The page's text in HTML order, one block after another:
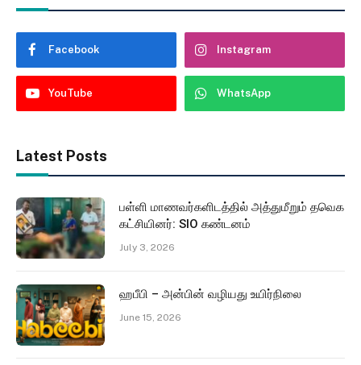
Facebook Instagram
YouTube WhatsApp
Latest Posts
பள்ளி மாணவர்களிடத்தில் அத்துமீறும் தவெக
கட்சியினர்: SIO கண்டனம்
July 3, 2026
ஹபீபி – அன்பின் வழியது உயிர்நிலை
June 15, 2026